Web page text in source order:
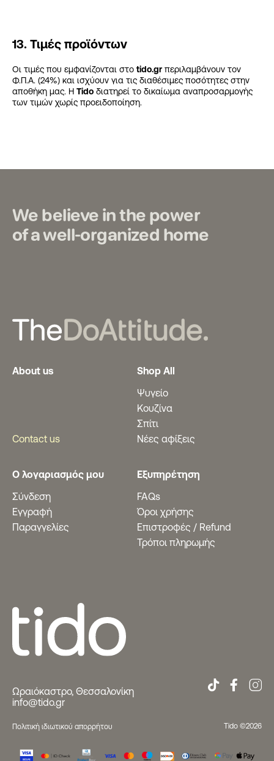
13. Τιμές προϊόντων
Οι τιμές που εμφανίζονται στο tido.gr περιλαμβάνουν τον
Φ.Π.Α. (24%) και ισχύουν για τις διαθέσιμες ποσότητες στην
αποθήκη μας. Η Tido διατηρεί το δικαίωμα αναπροσαρμογής
των τιμών χωρίς προειδοποίηση.
We believe in the power
of a well-organized home
About us
Contact us
Shop All
Ψυγείο
Κουζίνα
Σπίτι
Νέες αφίξεις
Ο λογαριασμός μου
Σύνδεση
Εγγραφή
Παραγγελίες
Εξυπηρέτηση
FAQs
Όροι χρήσης
Eπιστροφές / Refund
Τρόποι πληρωμής
Ωραιόκαστρο, Θεσσαλονίκη
info@tido.gr
Tido ©2026
Πολιτική ιδιωτικού απορρήτου